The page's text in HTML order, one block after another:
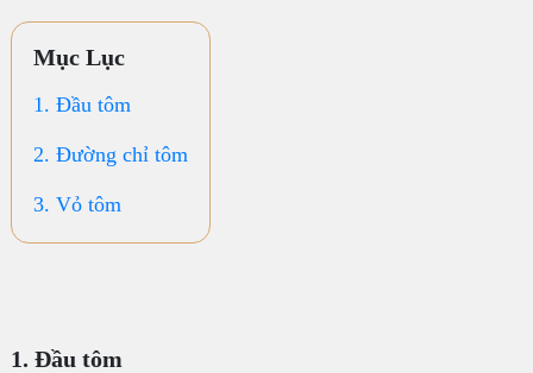
Mục Lục
1. Đầu tôm
2. Đường chỉ tôm
3. Vỏ tôm
1. Đầu tôm